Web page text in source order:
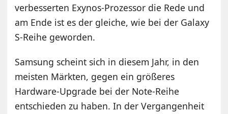
verbesserten Exynos-Prozessor die Rede und
am Ende ist es der gleiche, wie bei der Galaxy
S-Reihe geworden.
Samsung scheint sich in diesem Jahr, in den
meisten Märkten, gegen ein größeres
Hardware-Upgrade bei der Note-Reihe
entschieden zu haben. In der Vergangenheit